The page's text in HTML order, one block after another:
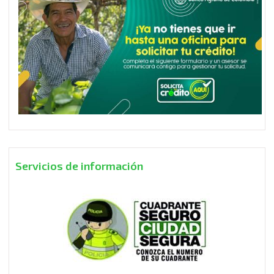
Servicios de información